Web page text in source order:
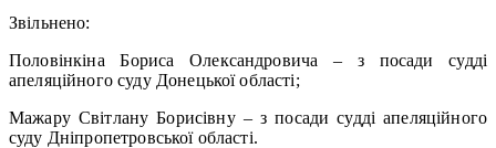
Звільнено:
Половінкіна Бориса Олександровича – з посади судді
апеляційного суду Донецької області;
Мажару Світлану Борисівну – з посади судді апеляційного
суду Дніпропетровської області.